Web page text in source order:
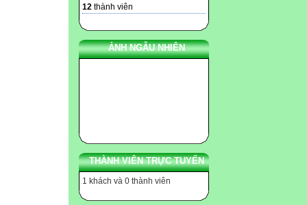
12 thành viên
ẢNH NGẪU NHIÊN
THÀNH VIÊN TRỰC TUYẾN
1 khách và 0 thành viên